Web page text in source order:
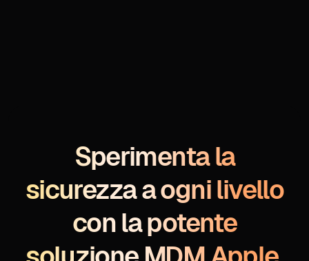
Sperimenta la
sicurezza a ogni livello
con la potente